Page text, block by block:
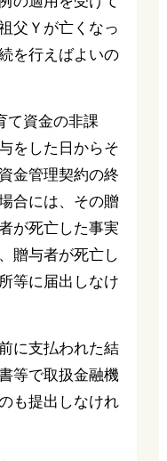
父Ｙが亡くなっ
を行えばよいの
て資金の非課
をした日からそ
金管理契約の終
合には、その贈
が死亡した事実
贈与者が死亡し
等に届出しなけ
に支払われた結
等で取扱金融機
も提出しなけれ